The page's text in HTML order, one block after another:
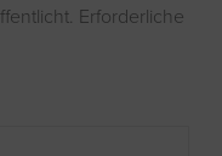
Erforderliche